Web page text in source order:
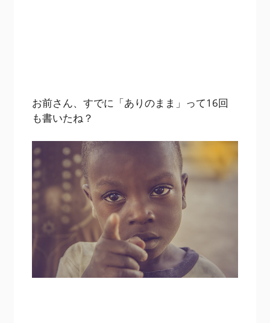
お前さん、すでに「ありのまま」って16回
も書いたね？